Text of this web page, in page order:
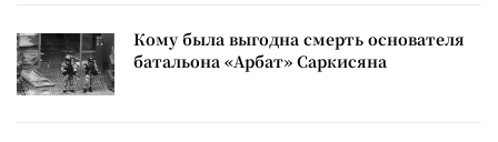
Кому была выгодна смерть основателя
батальона «Арбат» Саркисяна